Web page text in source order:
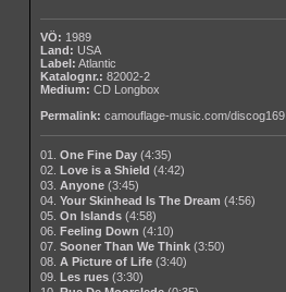
VÖ: 1989
Land: USA
Label: Atlantic
Katalognr.: 82002-2
Medium: CD Longbox
Permalink: camouflage-music.com/discog169
01. One Fine Day (4:35)
02.
Love is a Shield (4:42)
03. Anyone (3:45)
04. Your Skinhead Is The Dream (4:56)
05. On Islands (4:58)
06.
Feeling Down (4:10)
07. Sooner Than We Think (3:50)
08. A Picture of Life (3:40)
09.
Les rues (3:30)